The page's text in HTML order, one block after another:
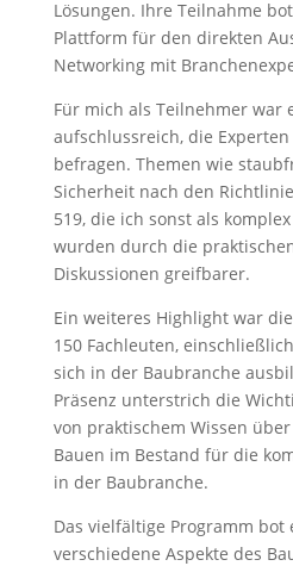
Lösungen. Ihre Teilnahme
Plattform für den direkten
Networking mit
Für mich als Teilnehmer war
aufschlussreich, die
befragen. Themen wie
Sicherheit nach den
519, die ich sonst als
wurden durch die
Diskussionen greifbarer.
Ein weiteres Highlight war
150 Fachleuten,
sich in der Baubranche
Präsenz unterstrich die
von praktischem Wissen
Bauen im Bestand für die
in der Baubranche.
Das vielfältige Programm
verschiedene Aspekte des